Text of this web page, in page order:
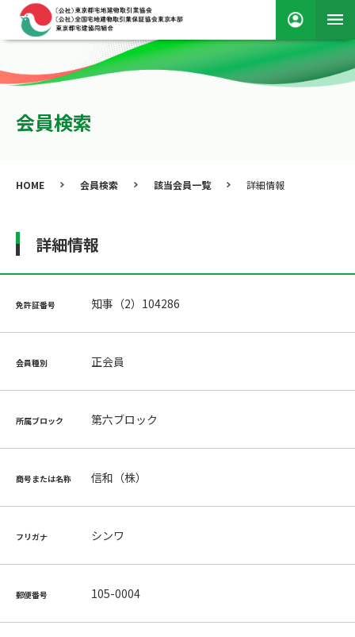
会員検索
HOME 会員検索 該当会員一覧 詳細情報
詳細情報
免許証番号 知事（2）104286
会員種別 正会員
所属ブロック 第六ブロック
商号または名称 信和（株）
フリガナ シンワ
郵便番号 105-0004